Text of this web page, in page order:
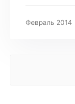
Февраль 2014